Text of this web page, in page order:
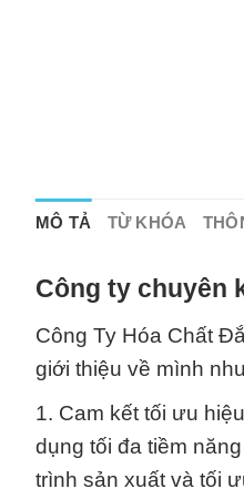
MÔ TẢ TỪ KHÓA
Công ty chuyên
Công Ty Hóa Chất
giới thiệu về mình
1. Cam kết tối ưu
dụng tối đa tiềm
trình sản xuất và tối